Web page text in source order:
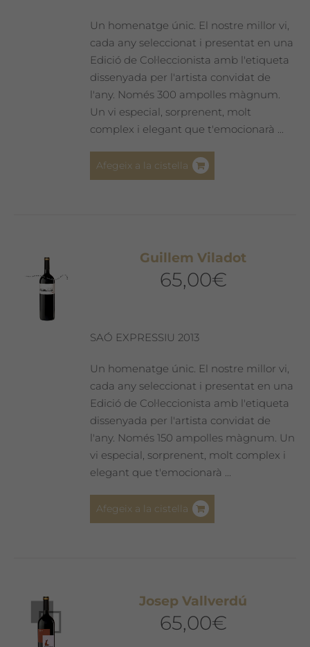
Un homenatge únic. El nostre millor vi,
cada any seleccionat i presentat en una
Edició de Col·leccionista amb l'etiqueta
dissenyada per l'artista convidat de
l'any. Només 300 ampolles màgnum.
Un vi especial, sorprenent, molt
complex i elegant que t'emocionarà ...
Afegeix a la cistella
Guillem Viladot
65,00€
SAÓ EXPRESSIU 2013
Un homenatge únic. El nostre millor vi,
cada any seleccionat i presentat en una
Edició de Col·leccionista amb l'etiqueta
dissenyada per l'artista convidat de
l'any. Només 150 ampolles màgnum. Un
vi especial, sorprenent, molt complex i
elegant que t'emocionarà ...
Afegeix a la cistella
Josep Vallverdú
65,00€